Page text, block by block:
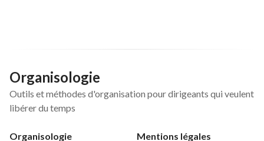
Organisologie
Outils et méthodes d'organisation pour dirigeants qui veulent
libérer du temps
Organisologie Mentions légales